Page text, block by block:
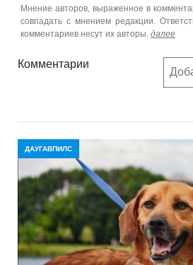
Мнение авторов, выраженное в
совпадать с мнением редакции.
комментариев несут их авторы. далее
Комментарии
ДАУГАВПИЛС